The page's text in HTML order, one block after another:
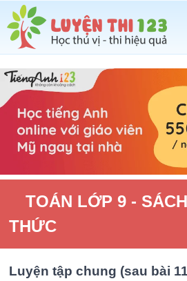
TOÁN LỚP 9 -
THỨC
Luyện tập chung (sau bài